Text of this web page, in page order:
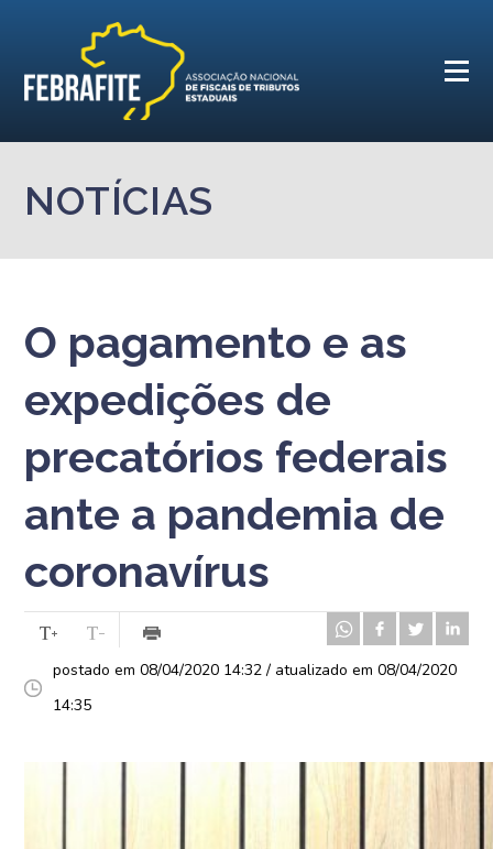
NOTÍCIAS
O pagamento e as
expedições de
precatórios federais
ante a pandemia de
coronavírus
postado em 08/04/2020 14:32 / atualizado em 08/04/2020
14:35